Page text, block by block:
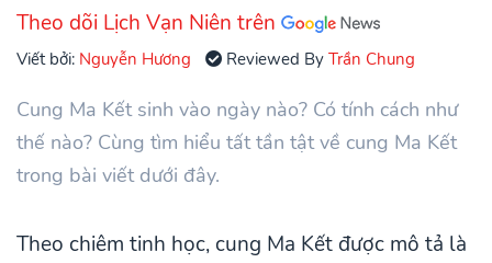
Theo dõi Lịch Vạn Niên trên
Viết bởi: Nguyễn Hương Reviewed ByTrần Chung
Cung Ma Kết sinh vào ngày nào? Có tính cách như
thế nào? Cùng tìm hiểu tất tần tật về cung Ma Kết
trong bài viết dưới đây.
Theo chiêm tinh học, cung Ma Kết được mô tả là